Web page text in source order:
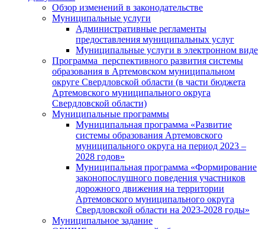
Обзор изменений в законодательстве
Муниципальные услуги
Административные регламенты
предоставления муниципальных услуг
Муниципальные услуги в электронном виде
Программа перспективного развития системы
образования в Артемовском муниципальном
округе Свердловской области (в части бюджета
Артемовского муниципального округа
Свердловской области)
Муниципальные программы
Муниципальная программа «Развитие
системы образования Артемовского
муниципального округа на период 2023 –
2028 годов»
Муниципальная программа «Формирование
законопослушного поведения участников
дорожного движения на территории
Артемовского муниципального округа
Свердловской области на 2023-2028 годы»
Муниципальное задание